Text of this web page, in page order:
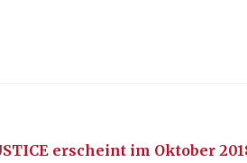
erscheint im Oktober